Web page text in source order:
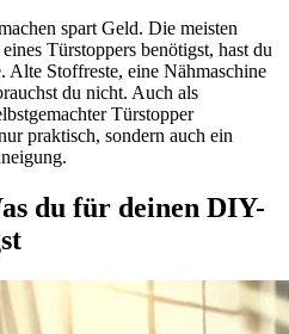
spart Geld. Die meisten
Türstoppers benötigst, hast du
Alte Stoffreste, eine Nähmaschine
du nicht. Auch als
Türstopper
praktisch, sondern auch ein
du für deinen DIY-